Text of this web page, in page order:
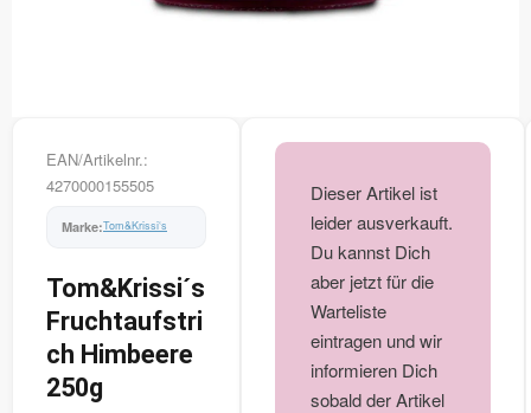
EAN/Artikelnr.:
4270000155505
Tom&Krissi‘s
Tom&Krissi´s
Fruchtaufstri
ch Himbeere
250g
Dieser Artikel ist
leider ausverkauft.
Du kannst Dich
aber jetzt für die
Warteliste
eintragen und wir
informieren Dich
sobald der Artikel